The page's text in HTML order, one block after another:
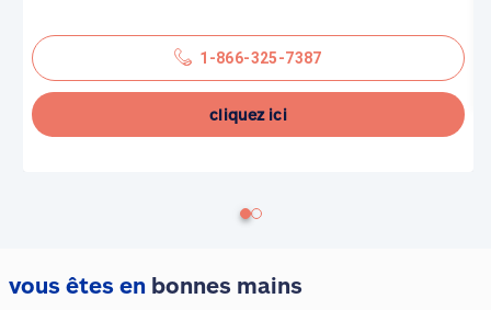
1-866-325-7387
cliquez ici
vous êtes en bonnes mains